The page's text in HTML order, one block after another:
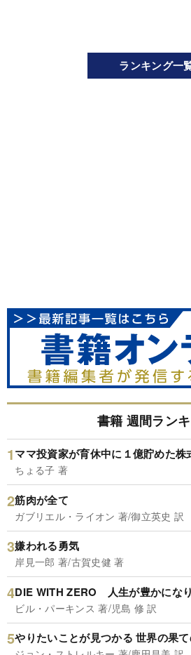
ランキング一
書籍 週間ラン
ママ投資家が育休中に１億貯めた株
ちょる子 著
筋肉が全て
ガブリエル・ライオン 著/御立英史 訳
嫌われる勇気
岸見一郎 著/古賀史健 著
DIE WITH ZERO 人生が豊かにな
ビル・パーキンス 著/児島 修 訳
やりたいことが見つかる 世界の果